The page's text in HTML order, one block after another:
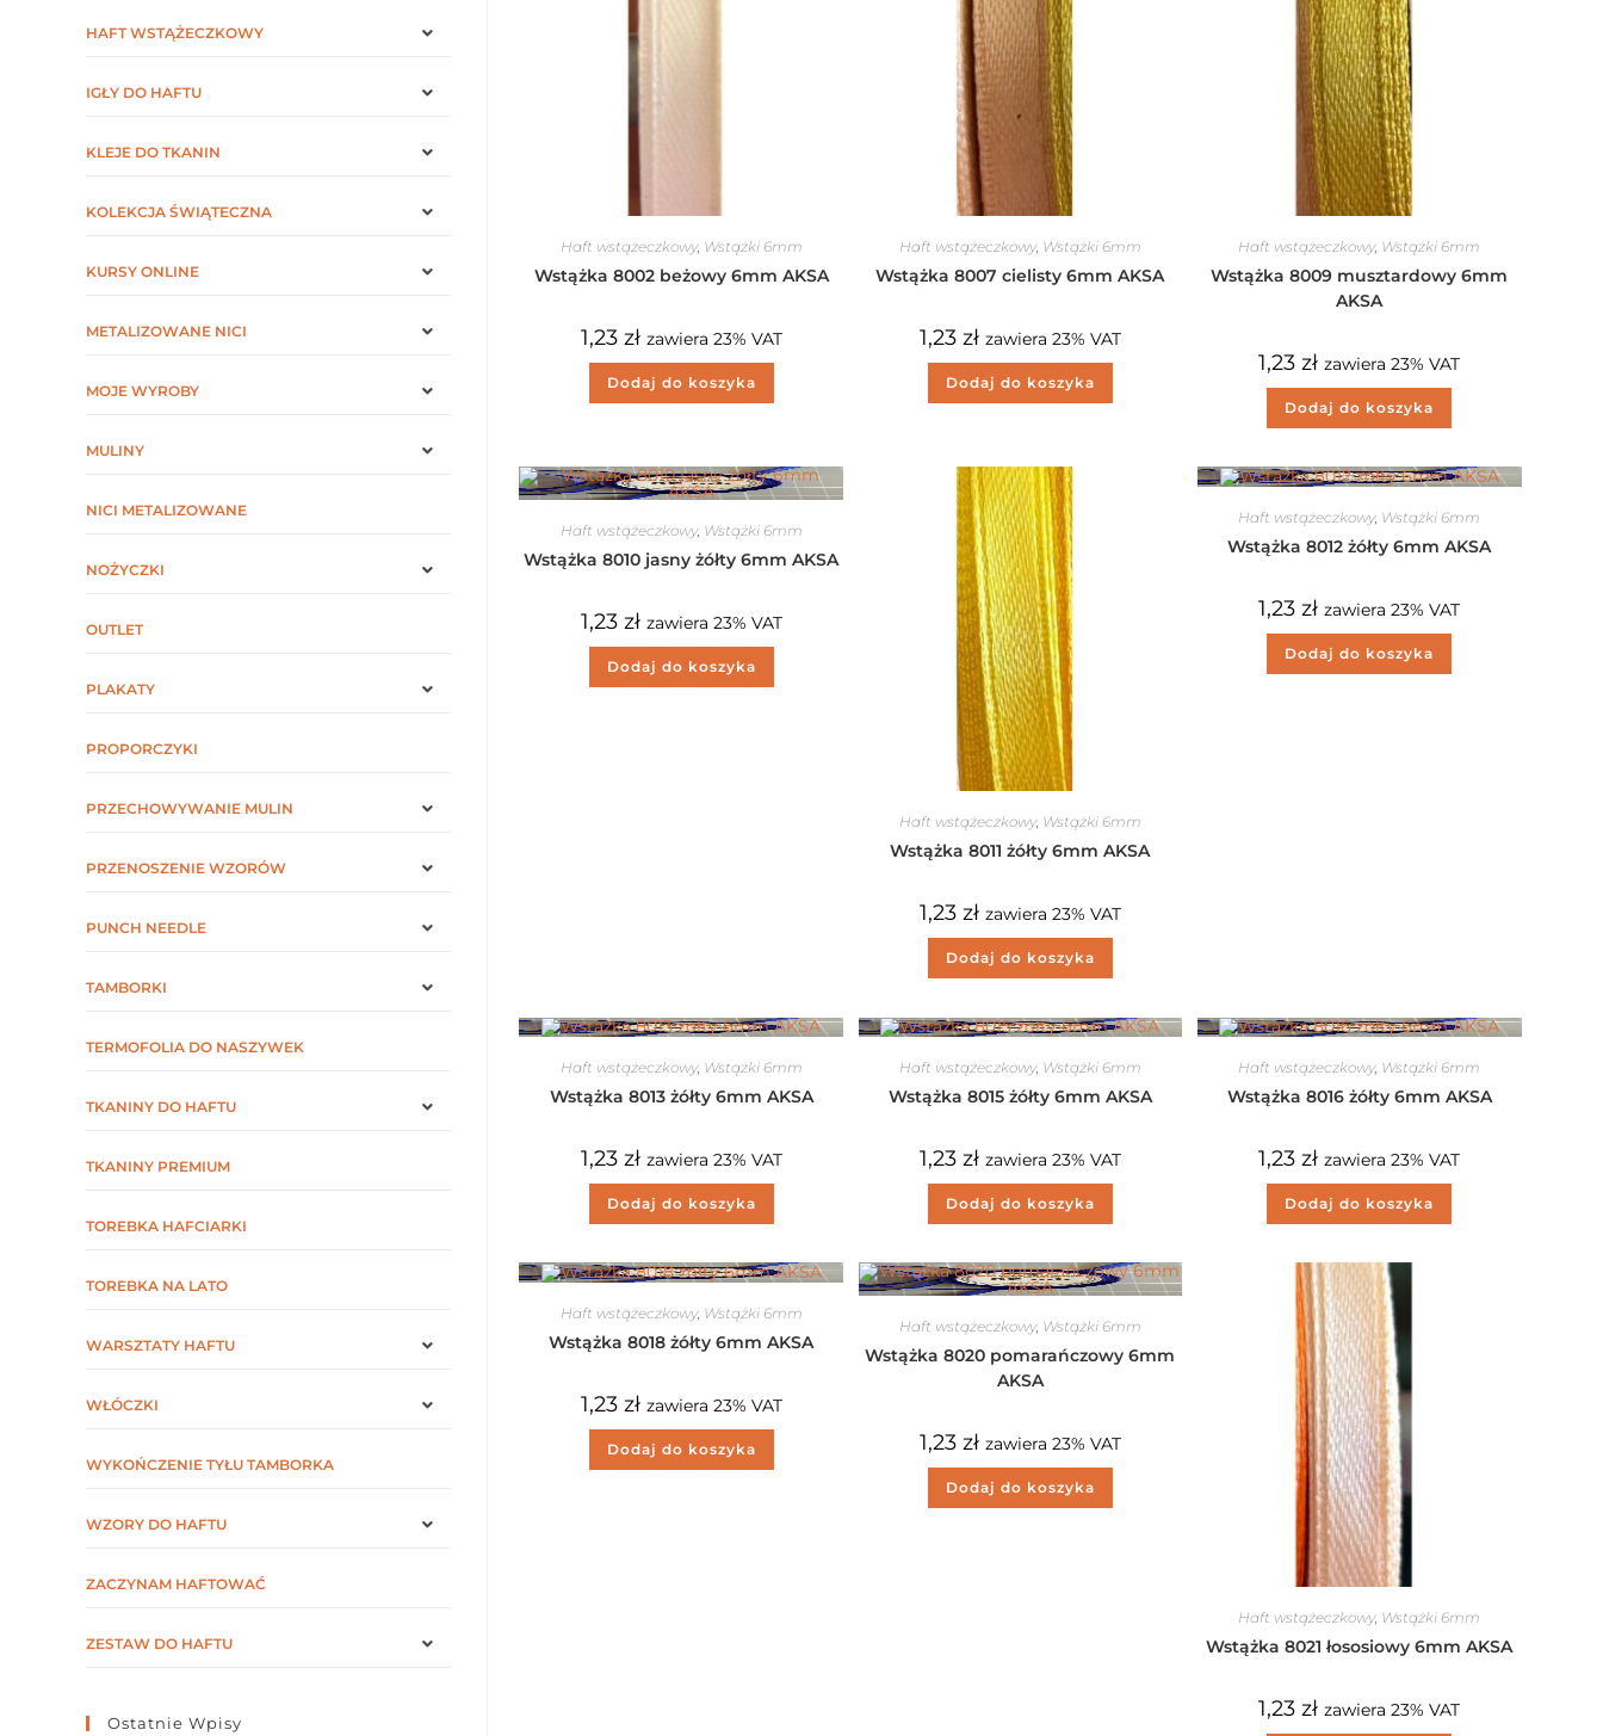
Haft wstążeczkowy, Wstążki 6mm
Wstążka 8002 beżowy 6mm AKSA
1,23 zł zawiera 23% VAT
Dodaj do koszyka
Haft wstążeczkowy, Wstążki 6mm
Wstążka 8007 cielisty 6mm AKSA
1,23 zł zawiera 23% VAT
Dodaj do koszyka
Haft wstążeczkowy, Wstążki 6mm
Wstążka 8009 musztardowy 6mm
AKSA
1,23zł zawiera 23% VAT
Dodaj do koszyka
Haft wstążeczkowy, Wstążki 6mm
Wstążka 8010 jasny żółty 6mm AKSA
1,23 zł zawiera 23% VAT
Dodaj do koszyka
Haft wstążeczkowy, Wstążki 6mm
Wstążka 8011 żółty 6mm AKSA
1,23 zł zawiera 23% VAT
Dodaj do koszyka
Haft wstążeczkowy, Wstążki 6mm
Wstążka 8012 żółty 6mm AKSA
1,23zł zawiera 23% VAT
Dodaj do koszyka
Haft wstążeczkowy, Wstążki 6mm
Wstążka 8013 żółty 6mm AKSA
1,23 zł zawiera 23% VAT
Dodaj do koszyka
Haft wstążeczkowy, Wstążki 6mm
Wstążka 8015 żółty 6mm AKSA
1,23 zł zawiera 23% VAT
Dodaj do koszyka
Haft wstążeczkowy, Wstążki 6mm
Wstążka 8016 żółty 6mm AKSA
1,23zł zawiera 23% VAT
Dodaj do koszyka
Haft wstążeczkowy, Wstążki 6mm
Wstążka 8018 żółty 6mm AKSA
1,23 zł zawiera 23% VAT
Dodaj do koszyka
Haft wstążeczkowy, Wstążki 6mm
Wstążka 8020 pomarańczowy 6mm
AKSA
1,23 zł zawiera 23% VAT
Dodaj do koszyka
Haft wstążeczkowy, Wstążki 6mm
Wstążka 8021 łososiowy 6mm AKSA
1,23zł zawiera 23% VAT
HAFT WSTĄŻECZKOWY
IGŁY DO HAFTU
KLEJE DO TKANIN
KOLEKCJA ŚWIĄTECZNA
KURSY ONLINE
METALIZOWANE NICI
MOJE WYROBY
MULINY
NICI METALIZOWANE
NOŻYCZKI
OUTLET
PLAKATY
PROPORCZYKI
PRZECHOWYWANIE MULIN
PRZENOSZENIE WZORÓW
PUNCH NEEDLE
TAMBORKI
TERMOFOLIA DO NASZYWEK
TKANINY DO HAFTU
TKANINY PREMIUM
TOREBKA HAFCIARKI
TOREBKA NA LATO
WARSZTATY HAFTU
WŁÓCZKI
WYKOŃCZENIE TYŁU TAMBORKA
WZORY DO HAFTU
ZACZYNAM HAFTOWAĆ
ZESTAW DO HAFTU
Ostatnie Wpisy